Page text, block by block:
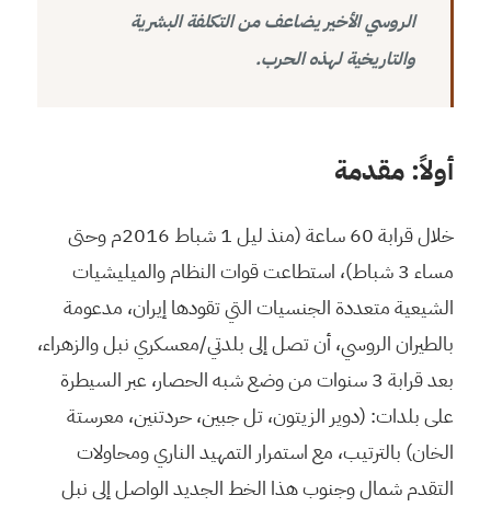
الروسي الأخير يضاعف من التكلفة البشرية
والتاريخية لهذه الحرب.
أولاً: مقدمة
خلال قرابة 60 ساعة (منذ ليل 1 شباط 2016م وحتى
مساء 3 شباط)، استطاعت قوات النظام والميليشيات
الشيعية متعددة الجنسيات التي تقودها إيران، مدعومة
بالطيران الروسي، أن تصل إلى بلدتي/معسكري نبل والزهراء،
بعد قرابة 3 سنوات من وضع شبه الحصار، عبر السيطرة
على بلدات: (دوير الزيتون، تل جبين، حردتنين، معرستة
الخان) بالترتيب، مع استمرار التمهيد الناري ومحاولات
التقدم شمال وجنوب هذا الخط الجديد الواصل إلى نبل